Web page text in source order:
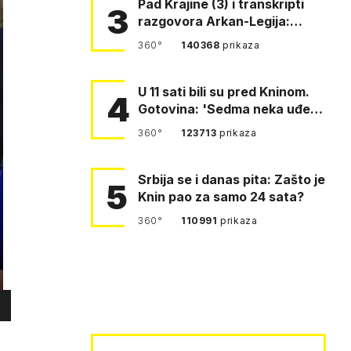
3
Pad Krajine (3) i transkripti
razgovora Arkan-Legija:
'Čujem, prelazite ustašam…
360° 140368prikaza
4 U 11 sati bili su pred Kninom.
Gotovina: 'Sedma neka uđe,
4. gardijska neka g…
360° 123713prikaza
5
Srbija se i danas pita: Zašto je
Knin pao za samo 24 sata?
360° 110991prikaza